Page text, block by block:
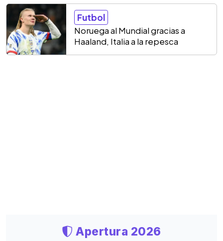
Futbol
Noruega al Mundial gracias a
Haaland, Italia a la repesca